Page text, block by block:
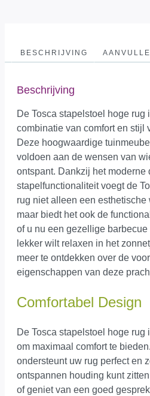
BESCHRIJVING
Beschrijving
De Tosca stapelstoel hoge rug
combinatie van comfort en stijl
Deze hoogwaardige
voldoen aan de wensen van
ontspant. Dankzij het moderne
stapelfunctionaliteit voegt de
rug niet alleen een esthetische
maar biedt het ook de
of u nu een gezellige
lekker wilt relaxen in het
meer te ontdekken over de
eigenschappen van deze
Comfortabel Design
De Tosca stapelstoel hoge rug
om maximaal comfort te
ondersteunt uw rug perfect en
ontspannen houding kunt
of geniet van een goed